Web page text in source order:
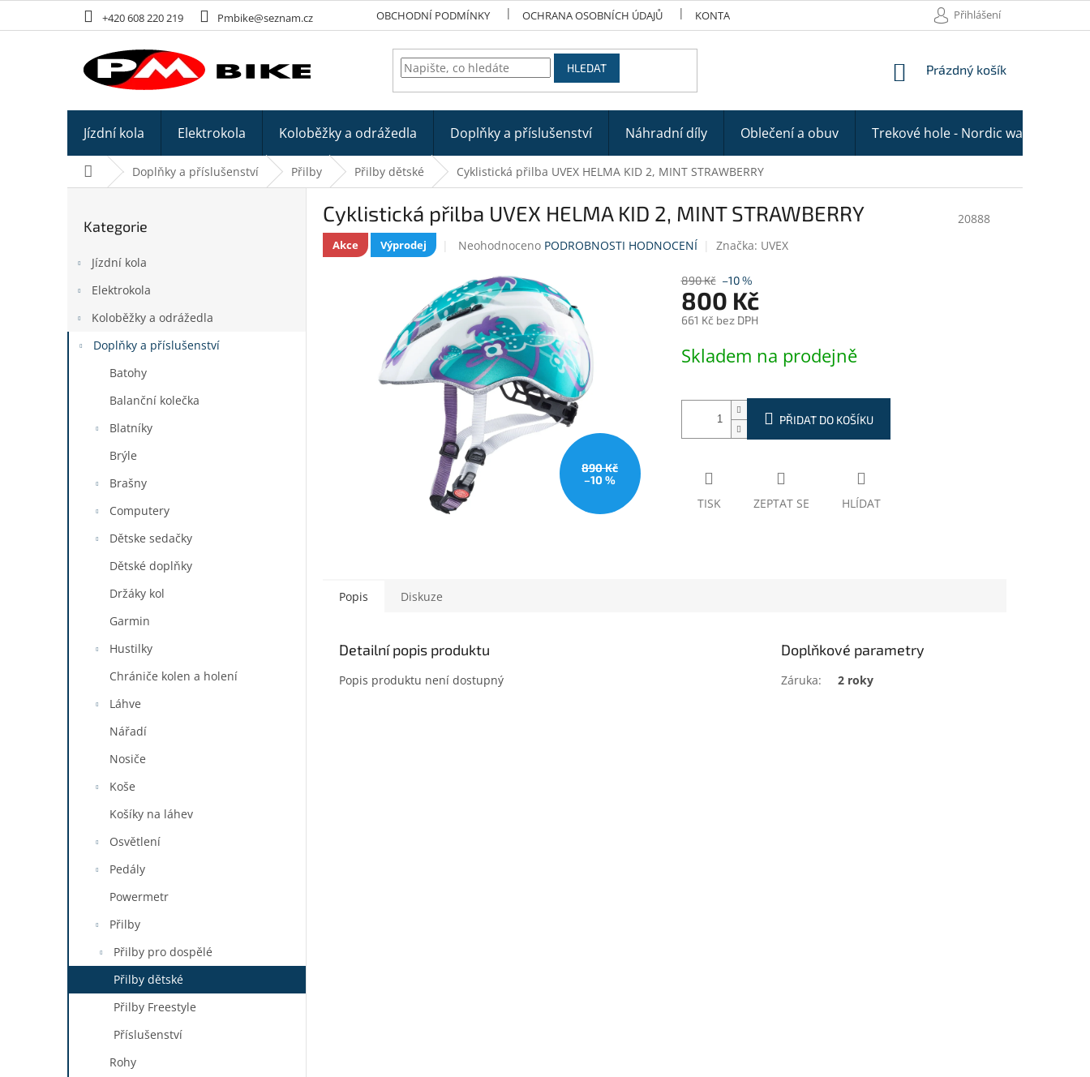
+420 608 220 219 Pmbike@seznam.cz OBCHODNÍ PODMÍNKY OCHRANA OSOBNÍCH ÚDAJŮ KONTAKTY Přihlášení
HLEDAT
NÁKUPNÍ
Prázdný košík
Jízdní kola Elektrokola Koloběžky a odrážedla Doplňky a příslušenství Náhradní díly Oblečení a obuv Trekové hole - Nordic walking
Domů Doplňky a příslušenství Přilby Přilby dětské Cyklistická přilba UVEX HELMA KID 2, MINT STRAWBERRY
Přeskočit
Kategorie
Jízdní kola
Elektrokola
Koloběžky a odrážedla
Doplňky a příslušenství
Batohy
Balanční kolečka
Blatníky
Brýle
Brašny
Computery
Dětske sedačky
Dětské doplňky
Držáky kol
Garmin
Hustilky
Chrániče kolen a holení
Láhve
Nářadí
Nosiče
Koše
Košíky na láhev
Osvětlení
Pedály
Powermetr
Přilby
Přilby pro dospělé
Přilby dětské
Přilby Freestyle
Příslušenství
Rohy
Cyklistická přilba UVEX HELMA KID 2, MINT STRAWBERRY 20888
Akce Výprodej
Průměrné
produktu
je
0,0
z
hvězdiček.
Neohodnoceno PODROBNOSTI HODNOCENÍ Značka: UVEX
890 Kč
–10 %
890 Kč –10 %
800 Kč
661 Kč bez DPH
cena:
Skladem na prodejně
PŘIDAT DO KOŠÍKU
TISK ZEPTAT SE HLÍDAT
Popis Diskuze
Detailní popis produktu
Popis produktu není dostupný
Doplňkové parametry
Záruka: 2 roky